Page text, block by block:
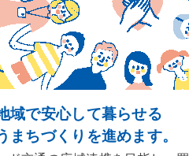
域で安心して暮らせる
ちづくりを進めます。